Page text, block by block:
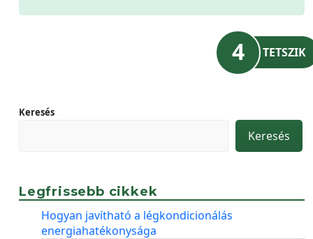
4 TETSZIK
Keresés
Keresés
Legfrissebb cikkek
Hogyan javítható a légkondicionálás
energiahatékonysága